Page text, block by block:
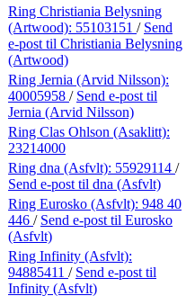
Ring Christiania Belysning
(Artwood): 55103151 / Send
e-post til Christiania Belysning
(Artwood)
Ring Jernia (Arvid Nilsson):
40005958 / Send e-post til
Jernia (Arvid Nilsson)
Ring Clas Ohlson (Asaklitt):
23214000
Ring dna (Asfvlt): 55929114 /
Send e-post til dna (Asfvlt)
Ring Eurosko (Asfvlt): 948 40
446 / Send e-post til Eurosko
(Asfvlt)
Ring Infinity (Asfvlt):
94885411 / Send e-post til
Infinity (Asfvlt)